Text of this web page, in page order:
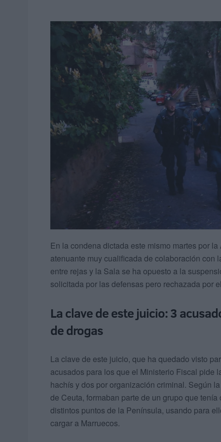
En la condena dictada este mismo martes por
atenuante muy cualificada de colaboración con
entre rejas y la Sala se ha opuesto a la
solicitada por las defensas pero rechazada por
La clave de este juicio: 3
de drogas
La clave de este juicio, que ha quedado visto
acusados para los que el Ministerio Fiscal pide
hachís y dos por organización criminal. Según
de Ceuta, formaban parte de un grupo que
distintos puntos de la Península, usando para
cargar a Marruecos.